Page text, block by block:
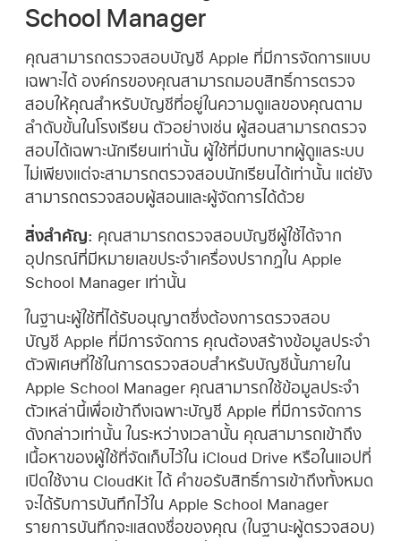
School Manager
คุณสามารถตรวจสอบบัญชี Apple ที่มีการจัดการแบบ
เฉพาะได้ องค์กรของคุณสามารถมอบสิทธิ์การตรวจ
สอบให้คุณสำหรับบัญชีที่อยู่ในความดูแลของคุณตาม
ลำดับขั้นในโรงเรียน ตัวอย่างเช่น ผู้สอนสามารถตรวจ
สอบได้เฉพาะนักเรียนเท่านั้น ผู้ใช้ที่มีบทบาทผู้ดูแลระบบ
ไม่เพียงแต่จะสามารถตรวจสอบนักเรียนได้เท่านั้น แต่ยัง
สามารถตรวจสอบผู้สอนและผู้จัดการได้ด้วย
สิ่งสำคัญ: คุณสามารถตรวจสอบบัญชีผู้ใช้ได้จาก
อุปกรณ์ที่มีหมายเลขประจำเครื่องปรากฏใน Apple
School Manager เท่านั้น
ในฐานะผู้ใช้ที่ได้รับอนุญาตซึ่งต้องการตรวจสอบ
บัญชี Apple ที่มีการจัดการ คุณต้องสร้างข้อมูลประจำ
ตัวพิเศษที่ใช้ในการตรวจสอบสำหรับบัญชีนั้นภายใน
Apple School Manager คุณสามารถใช้ข้อมูลประจำ
ตัวเหล่านี้เพื่อเข้าถึงเฉพาะบัญชี Apple ที่มีการจัดการ
ดังกล่าวเท่านั้น ในระหว่างเวลานั้น คุณสามารถเข้าถึง
เนื้อหาของผู้ใช้ที่จัดเก็บไว้ใน iCloud Drive หรือในแอปที่
เปิดใช้งาน CloudKit ได้ คำขอรับสิทธิ์การเข้าถึงทั้งหมด
จะได้รับการบันทึกไว้ใน Apple School Manager
รายการบันทึกจะแสดงชื่อของคุณ (ในฐานะผู้ตรวจสอบ)